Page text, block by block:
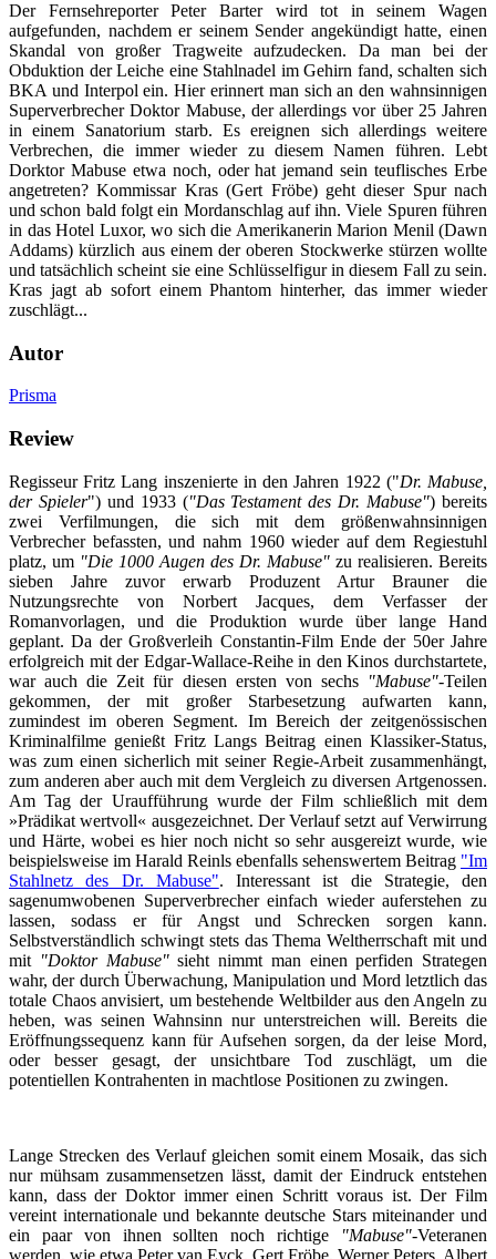
Der Fernsehreporter Peter Barter wird tot in seinem Wagen
aufgefunden, nachdem er seinem Sender angekündigt hatte, einen
Skandal von großer Tragweite aufzudecken. Da man bei der
Obduktion der Leiche eine Stahlnadel im Gehirn fand, schalten sich
BKA und Interpol ein. Hier erinnert man sich an den wahnsinnigen
Superverbrecher Doktor Mabuse, der allerdings vor über 25 Jahren
in einem Sanatorium starb. Es ereignen sich allerdings weitere
Verbrechen, die immer wieder zu diesem Namen führen. Lebt
Dorktor Mabuse etwa noch, oder hat jemand sein teuflisches Erbe
angetreten? Kommissar Kras (Gert Fröbe) geht dieser Spur nach
und schon bald folgt ein Mordanschlag auf ihn. Viele Spuren führen
in das Hotel Luxor, wo sich die Amerikanerin Marion Menil (Dawn
Addams) kürzlich aus einem der oberen Stockwerke stürzen wollte
und tatsächlich scheint sie eine Schlüsselfigur in diesem Fall zu sein.
Kras jagt ab sofort einem Phantom hinterher, das immer wieder
zuschlägt...
Autor
Prisma
Review
Regisseur Fritz Lang inszenierte in den Jahren 1922 ("Dr. Mabuse,
der Spieler") und 1933 ("Das Testament des Dr. Mabuse") bereits
zwei Verfilmungen, die sich mit dem größenwahnsinnigen
Verbrecher befassten, und nahm 1960 wieder auf dem Regiestuhl
platz, um "Die 1000 Augen des Dr. Mabuse" zu realisieren. Bereits
sieben Jahre zuvor erwarb Produzent Artur Brauner die
Nutzungsrechte von Norbert Jacques, dem Verfasser der
Romanvorlagen, und die Produktion wurde über lange Hand
geplant. Da der Großverleih Constantin-Film Ende der 50er Jahre
erfolgreich mit der Edgar-Wallace-Reihe in den Kinos durchstartete,
war auch die Zeit für diesen ersten von sechs "Mabuse"-Teilen
gekommen, der mit großer Starbesetzung aufwarten kann,
zumindest im oberen Segment. Im Bereich der zeitgenössischen
Kriminalfilme genießt Fritz Langs Beitrag einen Klassiker-Status,
was zum einen sicherlich mit seiner Regie-Arbeit zusammenhängt,
zum anderen aber auch mit dem Vergleich zu diversen Artgenossen.
Am Tag der Uraufführung wurde der Film schließlich mit dem
»Prädikat wertvoll« ausgezeichnet. Der Verlauf setzt auf Verwirrung
und Härte, wobei es hier noch nicht so sehr ausgereizt wurde, wie
beispielsweise im Harald Reinls ebenfalls sehenswertem Beitrag "Im
Stahlnetz des Dr. Mabuse". Interessant ist die Strategie, den
sagenumwobenen Superverbrecher einfach wieder auferstehen zu
lassen, sodass er für Angst und Schrecken sorgen kann.
Selbstverständlich schwingt stets das Thema Weltherrschaft mit und
mit "Doktor Mabuse"sieht nimmt man einen perfiden Strategen
wahr, der durch Überwachung, Manipulation und Mord letztlich das
totale Chaos anvisiert, um bestehende Weltbilder aus den Angeln zu
heben, was seinen Wahnsinn nur unterstreichen will. Bereits die
Eröffnungssequenz kann für Aufsehen sorgen, da der leise Mord,
oder besser gesagt, der unsichtbare Tod zuschlägt, um die
potentiellen Kontrahenten in machtlose Positionen zu zwingen.
Lange Strecken des Verlauf gleichen somit einem Mosaik, das sich
nur mühsam zusammensetzen lässt, damit der Eindruck entstehen
kann, dass der Doktor immer einen Schritt voraus ist. Der Film
vereint internationale und bekannte deutsche Stars miteinander und
ein paar von ihnen sollten noch richtige
"Mabuse"-Veteranen
werden, wie etwa Peter van Eyck, Gert Fröbe, Werner Peters, Albert